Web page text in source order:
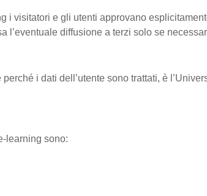
visitatori e gli utenti approvano
diffusione a terzi solo se
i dati dell’utente sono trattati, è
learning sono: